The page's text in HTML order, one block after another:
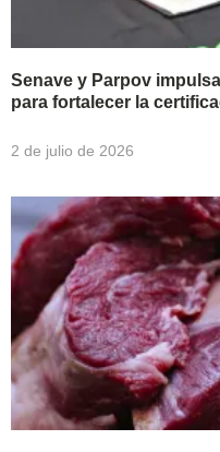
Senave y Parpov
para fortalecer la
2 de julio de 2026